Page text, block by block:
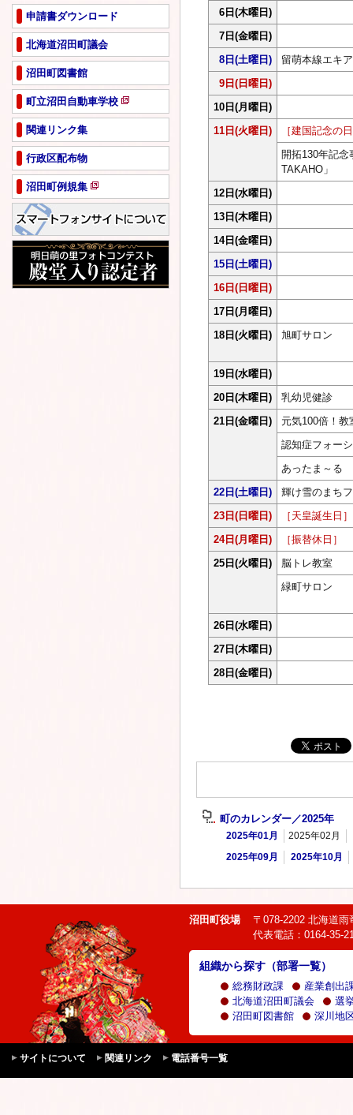
6日 (木曜日)
7日 (金曜日)
8日 (土曜日)
留萌本線エキ
9日 (日曜日)
10日 (月曜日)
11日 (火曜日)
［建国記念の
開拓130年記
TAKAHO」
12日 (水曜日)
13日 (木曜日)
14日 (金曜日)
15日 (土曜日)
16日 (日曜日)
17日 (月曜日)
18日 (火曜日) 旭町サロン
19日 (水曜日)
20日 (木曜日)
乳幼児健診
21日 (金曜日)
元気100倍！教
認知症フォー
あったま～る
22日 (土曜日)
輝け雪のまち
23日 (日曜日)
［天皇誕生日］
24日 (月曜日)
［振替休日］
25日 (火曜日)
脳トレ教室
緑町サロン
26日 (水曜日)
27日 (木曜日)
28日 (金曜日)
町のカレンダー／2025年
2025年01月 2025年02月
2025年09月 2025年10月
ま
申請書ダウンロード
北海道沼田町議会
沼田町図書館
町立沼田自動車学校
新
ペ
ジ
開
き
ま
す
関連リンク集
行政区配布物
沼田町例規集
新
規
ー
ジ
で
開
沼田町役場
〒078-2202 北海道
代表電話：0164-35-
組織から探す（部署一覧）
総務財政課
産業創出
北海道沼田町議会
選
沼田町図書館
深川地
サイトについて 関連リンク 電話番号一覧